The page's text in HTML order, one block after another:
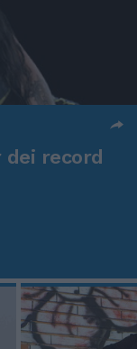
dei record